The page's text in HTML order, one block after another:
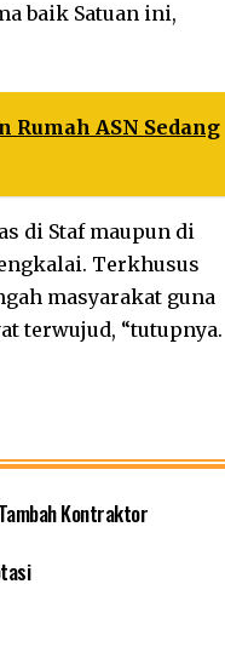
baik Satuan ini,
Rumah ASN Sedang
di Staf maupun di
Terkhusus
masyarakat guna
terwujud, “tutupnya.
Kontraktor